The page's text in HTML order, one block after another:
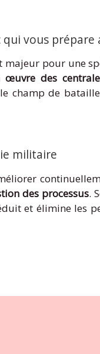
vous prépare
pour une
des
champ de
militaire
des processus.
et élimine les